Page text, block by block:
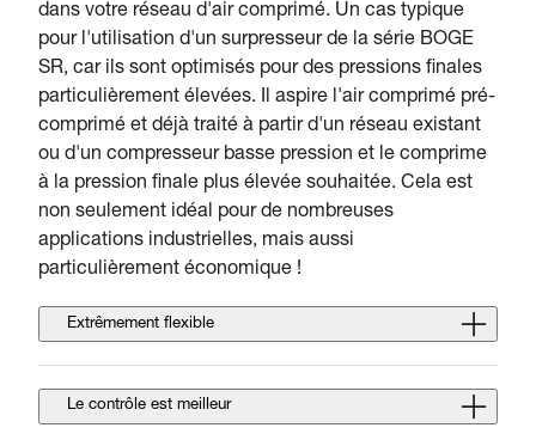
dans votre réseau d'air comprimé. Un cas typique
pour l'utilisation d'un surpresseur de la série BOGE
SR, car ils sont optimisés pour des pressions finales
particulièrement élevées. Il aspire l'air comprimé pré-
comprimé et déjà traité à partir d'un réseau existant
ou d'un compresseur basse pression et le comprime
à la pression finale plus élevée souhaitée. Cela est
non seulement idéal pour de nombreuses
applications industrielles, mais aussi
particulièrement économique !
Extrêmement flexible
Le contrôle est meilleur